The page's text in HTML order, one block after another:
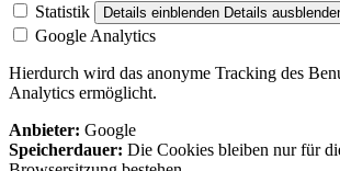
Statistik
Details einblenden Details
Google Analytics
Hierdurch wird das anonyme Tracking des
Analytics ermöglicht.
Anbieter: Google
Speicherdauer: Die Cookies bleiben nur für